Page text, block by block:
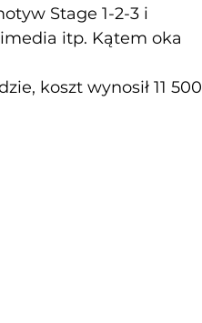
Stage 1-2-3 i
itp. Kątem oka
koszt wynosił 11 500